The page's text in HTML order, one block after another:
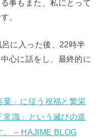
事もまた、私にとって
。
に入った後、22時半
心に話をし、最終的に
葉」に従う祝福と繁栄
識」という滅びの道
。 – HAJIME BLOG